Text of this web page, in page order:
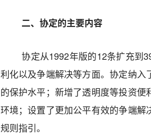
二、协定的主要内容
协定从1992年版的12条扩充到
利化以及争端解决等方面。协定纳入
的保护水平；新增了透明度等投资便
环境；设置了更加公平有效的争端解
规则指引。